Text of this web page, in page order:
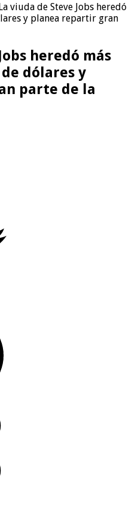
viuda de Steve Jobs heredó
y planea repartir gran
heredó más
dólares y
parte de la